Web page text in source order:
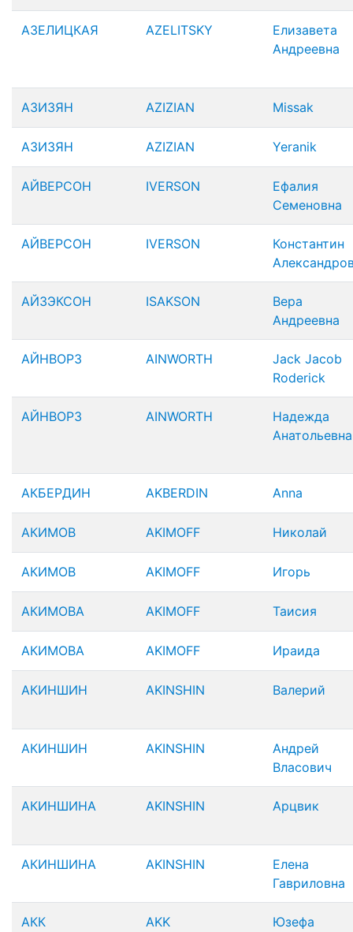
АЗЕЛИЦКАЯ AZELITSKY
Елизавета
Андреевна
АЗИЗЯН AZIZIAN Missak
АЗИЗЯН AZIZIAN Yeranik
АЙВЕРСОН IVERSON
Ефалия
Семеновна
АЙВЕРСОН IVERSON
Константин
АЙЗЭКСОН ISAKSON
Вера
Андреевна
АЙНВОРЗ AINWORTH
Jack Jacob
Roderick
АЙНВОРЗ AINWORTH
Надежда
Анатольевна
АКБЕРДИН AKBERDIN Anna
АКИМОВ AKIMOFF Николай
АКИМОВ AKIMOFF Игорь
АКИМОВА AKIMOFF Таисия
АКИМОВА AKIMOFF Ираида
АКИНШИН AKINSHIN Валерий
АКИНШИН AKINSHIN
Андрей
Власович
АКИНШИНА AKINSHIN Арцвик
АКИНШИНА AKINSHIN
Елена
Гавриловна
АКК AKK
Юзефа